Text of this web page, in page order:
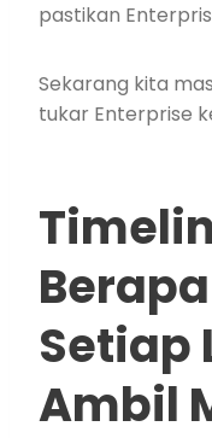
pastikan
Sekarang kita
tukar Enterprise
Setiap
Ambil